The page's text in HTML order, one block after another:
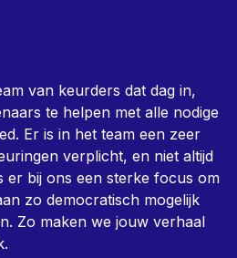
van keurders dat dag in,
te helpen met alle nodige
Er is in het team een zeer
verplicht, en niet altijd
er bij ons een sterke focus om
zo democratisch mogelijk
Zo maken we jouw verhaal